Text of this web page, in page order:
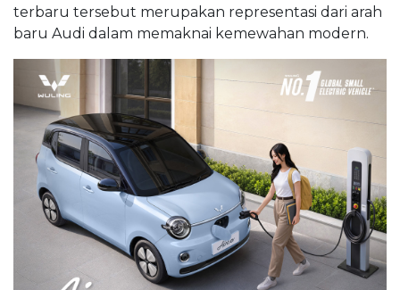
terbaru tersebut merupakan representasi dari arah
baru Audi dalam memaknai kemewahan modern.